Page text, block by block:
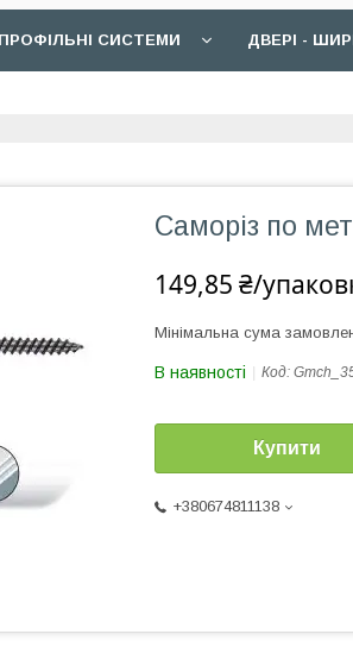
ПРОФІЛЬНІ СИСТЕМИ ДВЕРІ -
Саморіз по
149,85 ₴/
Мінімальна сума
В наявності Код:
Купити
+380674811138